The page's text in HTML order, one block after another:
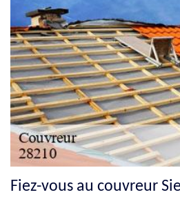
Fiez-vous au couvreur